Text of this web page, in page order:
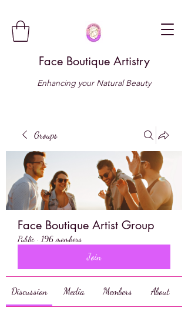
Face Boutique Artistry
Enhancing your Natural Beauty
Groups
Face Boutique Artist Group
Public · 196 members
Join
Discussion Media Members About